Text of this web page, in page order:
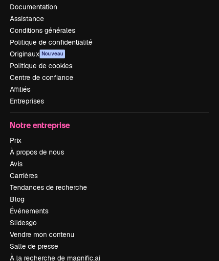
Documentation
Assistance
Conditions générales
Politique de confidentialité
Originaux Nouveau
Politique de cookies
Centre de confiance
Affiliés
Entreprises
Notre entreprise
Prix
À propos de nous
Avis
Carrières
Tendances de recherche
Blog
Événements
Slidesgo
Vendre mon contenu
Salle de presse
À la recherche de magnific.ai